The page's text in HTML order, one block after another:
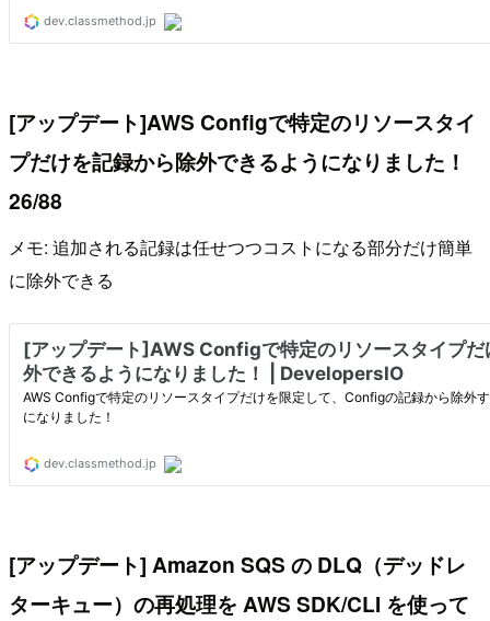
[アップデート]AWS Configで特定のリソースタイ
プだけを記録から除外できるようになりました！
26/88
メモ: 追加される記録は任せつつコストになる部分だけ簡単
に除外できる
[アップデート] Amazon SQS の DLQ（デッドレ
ターキュー）の再処理を AWS SDK/CLI を使って